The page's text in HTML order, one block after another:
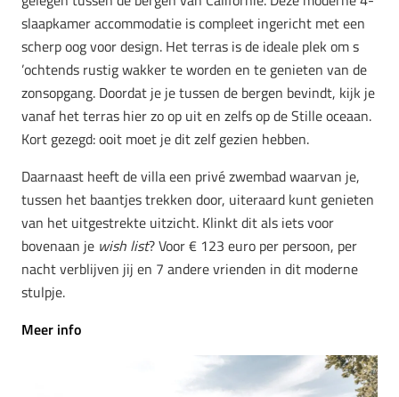
slaapkamer accommodatie is compleet ingericht met een
scherp oog voor design. Het terras is de ideale plek om s
’ochtends rustig wakker te worden en te genieten van de
zonsopgang. Doordat je je tussen de bergen bevindt, kijk je
vanaf het terras hier zo op uit en zelfs op de Stille oceaan.
Kort gezegd: ooit moet je dit zelf gezien hebben.
Daarnaast heeft de villa een privé zwembad waarvan je,
tussen het baantjes trekken door, uiteraard kunt genieten
van het uitgestrekte uitzicht. Klinkt dit als iets voor
bovenaan je wish list? Voor € 123 euro per persoon, per
nacht verblijven jij en 7 andere vrienden in dit moderne
stulpje.
Meer info